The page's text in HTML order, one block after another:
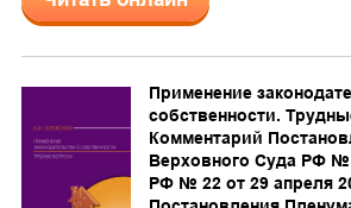
Применение
собственности.
Комментарий
Верховного Суда РФ
РФ № 22 от 29 апреля